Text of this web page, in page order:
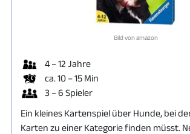
Bild von amazon
4 – 12 Jahre
ca. 10 – 15 Min
3 – 6 Spieler
Ein kleines Kartenspiel über Hunde, bei
Karten zu einer Kategorie finden müsst.